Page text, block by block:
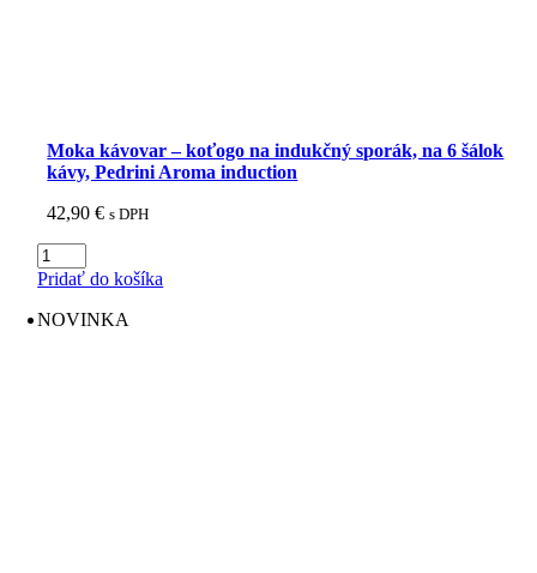
Moka kávovar – koťogo na indukčný sporák, na 6 šálok
kávy, Pedrini Aroma induction
42,90€ s DPH
množstvo
Moka
-
Pridať do košíka
NOVINKA